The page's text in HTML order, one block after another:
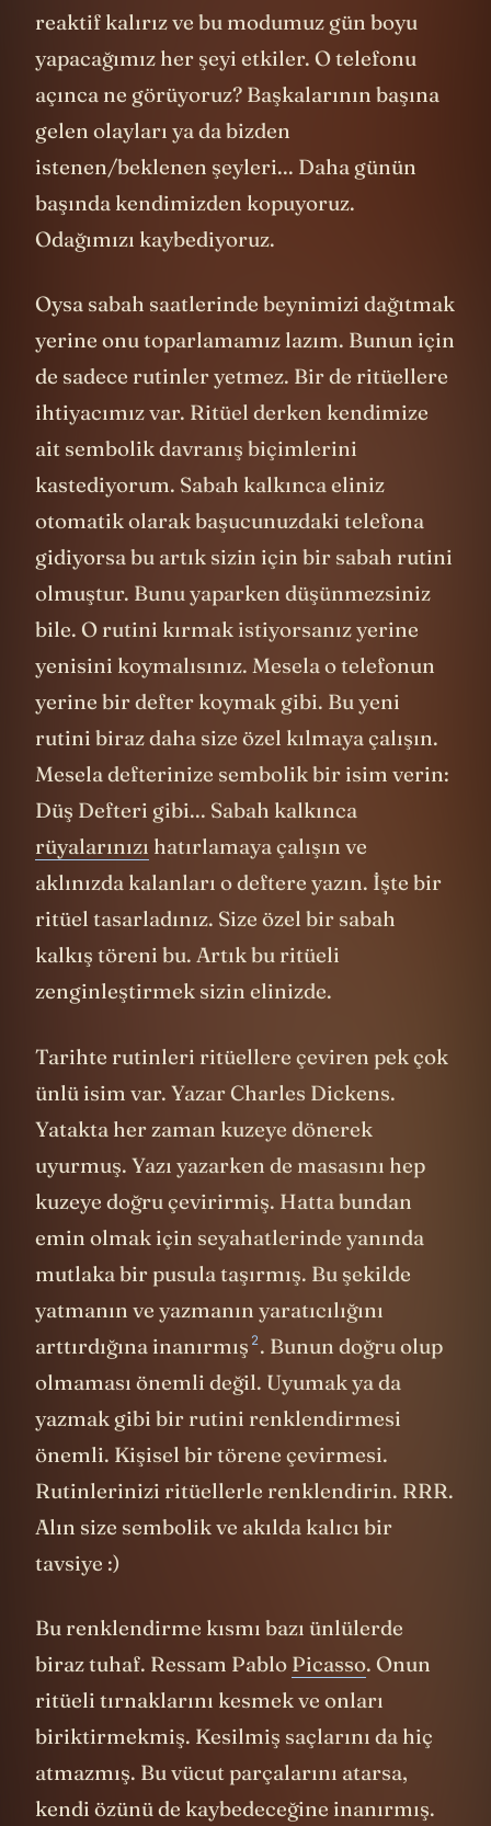
reaktif kalırız ve bu modumuz gün boyu
yapacağımız her şeyi etkiler. O telefonu
açınca ne görüyoruz? Başkalarının başına
gelen olayları ya da bizden
istenen/beklenen şeyleri... Daha günün
başında kendimizden kopuyoruz.
Odağımızı kaybediyoruz.
Oysa sabah saatlerinde beynimizi dağıtmak
yerine onu toparlamamız lazım. Bunun için
de sadece rutinler yetmez. Bir de ritüellere
ihtiyacımız var. Ritüel derken kendimize
ait sembolik davranış biçimlerini
kastediyorum. Sabah kalkınca eliniz
otomatik olarak başucunuzdaki telefona
gidiyorsa bu artık sizin için bir sabah rutini
olmuştur. Bunu yaparken düşünmezsiniz
bile. O rutini kırmak istiyorsanız yerine
yenisini koymalısınız. Mesela o telefonun
yerine bir defter koymak gibi. Bu yeni
rutini biraz daha size özel kılmaya çalışın.
Mesela defterinize sembolik bir isim verin:
Düş Defteri gibi... Sabah kalkınca
rüyalarınızı hatırlamaya çalışın ve
aklınızda kalanları o deftere yazın. İşte bir
ritüel tasarladınız. Size özel bir sabah
kalkış töreni bu. Artık bu ritüeli
zenginleştirmek sizin elinizde.
Tarihte rutinleri ritüellere çeviren pek çok
ünlü isim var. Yazar Charles Dickens.
Yatakta her zaman kuzeye dönerek
uyurmuş. Yazı yazarken de masasını hep
kuzeye doğru çevirirmiş. Hatta bundan
emin olmak için seyahatlerinde yanında
mutlaka bir pusula taşırmış. Bu şekilde
yatmanın ve yazmanın yaratıcılığını
arttırdığına inanırmış 2. Bunun doğru olup
olmaması önemli değil. Uyumak ya da
yazmak gibi bir rutini renklendirmesi
önemli. Kişisel bir törene çevirmesi.
Rutinlerinizi ritüellerle renklendirin. RRR.
Alın size sembolik ve akılda kalıcı bir
tavsiye :)
Bu renklendirme kısmı bazı ünlülerde
biraz tuhaf. Ressam Pablo Picasso. Onun
ritüeli tırnaklarını kesmek ve onları
biriktirmekmiş. Kesilmiş saçlarını da hiç
atmazmış. Bu vücut parçalarını atarsa,
kendi özünü de kaybedeceğine inanırmış.